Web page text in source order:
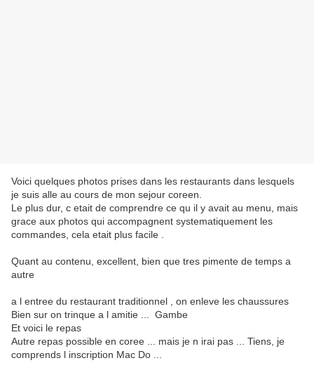
Voici quelques photos prises dans les restaurants dans lesquels
je suis alle au cours de mon sejour coreen.
Le plus dur, c etait de comprendre ce qu il y avait au menu, mais
grace aux photos qui accompagnent systematiquement les
commandes, cela etait plus facile .
Quant au contenu, excellent, bien que tres pimente de temps a
autre
a l entree du restaurant traditionnel , on enleve les chaussures
Bien sur on trinque a l amitie ... Gambe
Et voici le repas
Autre repas possible en coree ... mais je n irai pas ... Tiens, je
comprends l inscription Mac Do ...